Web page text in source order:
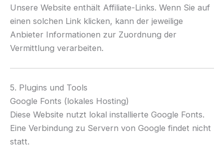
Unsere Website enthält Affiliate-Links. Wenn Sie auf
einen solchen Link klicken, kann der jeweilige
Anbieter Informationen zur Zuordnung der
Vermittlung verarbeiten.
5. Plugins und Tools
Google Fonts (lokales Hosting)
Diese Website nutzt lokal installierte Google Fonts.
Eine Verbindung zu Servern von Google findet nicht
statt.